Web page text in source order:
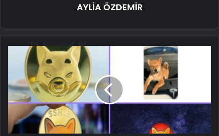
AYLİA ÖZDEMİR